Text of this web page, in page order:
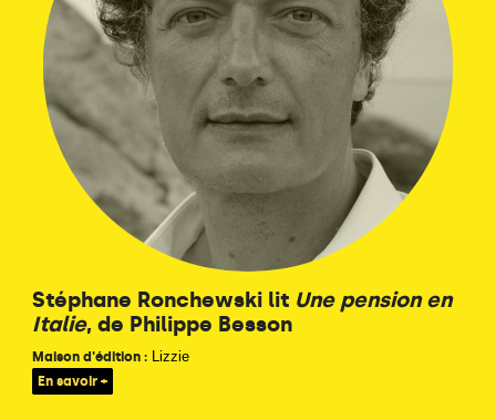
Stéphane Ronchewski lit Une pension en
Italie, de Philippe Besson
Maison d'édition : Lizzie
En savoir +